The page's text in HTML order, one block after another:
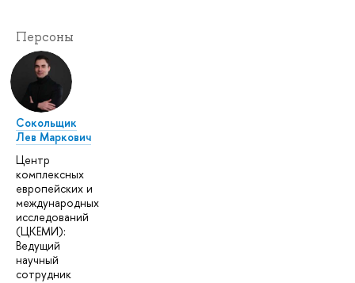
Персоны
Сокольщик
Лев Маркович
Центр
комплексных
европейских и
международных
исследований
(ЦКЕМИ):
Ведущий
научный
сотрудник